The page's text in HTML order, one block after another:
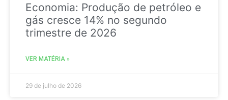
Economia: Produção de petróleo e
gás cresce 14% no segundo
trimestre de 2026
VER MATÉRIA »
29 de julho de 2026